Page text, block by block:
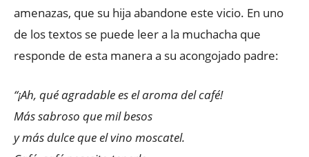
amenazas, que su hija abandone este vicio. En uno
de los textos se puede leer a la muchacha que
responde de esta manera a su acongojado padre:
“¡Ah, qué agradable es el aroma del café!
Más sabroso que mil besos
y más dulce que el vino moscatel.